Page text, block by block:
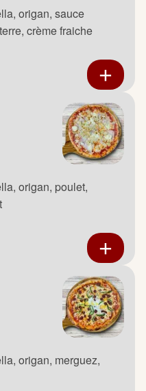
origan, sauce
crème fraiche
origan, poulet,
origan, merguez,